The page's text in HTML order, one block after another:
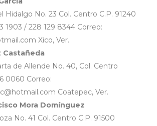
Hidalgo No. 23 Col. Centro C.P. 91240
1903 / 228 129 8344 Correo:
Xico, Ver.
Castañeda
de Allende No. 40, Col. Centro
0060 Correo:
Coatepec, Ver.
Mora Domínguez
No. 41 Col. Centro C.P. 91500